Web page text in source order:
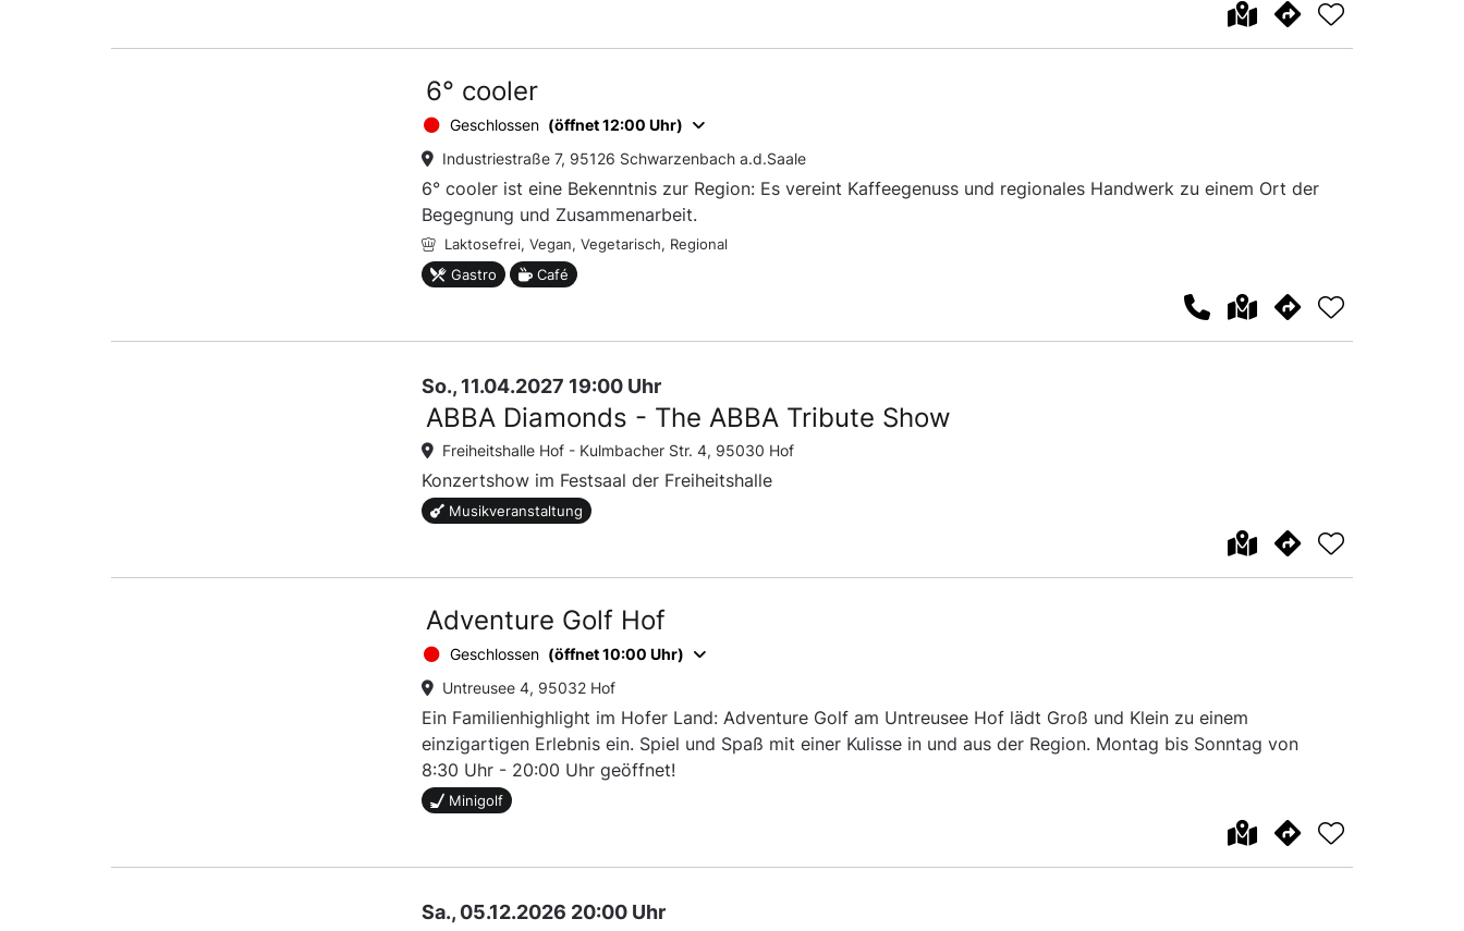
6° cooler
Geschlossen (öffnet 12:00 Uhr)
Industriestraße 7, 95126 Schwarzenbach a.d.Saale
6° cooler ist eine Bekenntnis zur Region: Es vereint Kaffeegenuss und regionales Handwerk zu einem Ort der
Begegnung und Zusammenarbeit.
Laktosefrei, Vegan, Vegetarisch, Regional
Gastro Café
So., 11.04.2027 19:00 Uhr
ABBA Diamonds - The ABBA Tribute Show
Freiheitshalle Hof - Kulmbacher Str. 4, 95030 Hof
Konzertshow im Festsaal der Freiheitshalle
Musikveranstaltung
Adventure Golf Hof
Geschlossen (öffnet 10:00 Uhr)
Untreusee 4, 95032 Hof
Ein Familienhighlight im Hofer Land: Adventure Golf am Untreusee Hof lädt Groß und Klein zu einem
einzigartigen Erlebnis ein. Spiel und Spaß mit einer Kulisse in und aus der Region. Montag bis Sonntag von
8:30 Uhr - 20:00 Uhr geöffnet!
Minigolf
Sa., 05.12.2026 20:00 Uhr